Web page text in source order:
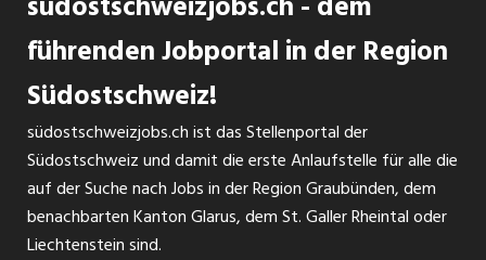
und dem grössten Angebot an Robotiktherapie der
Schweiz. Immer neugierig auf neue innovative Therapien.
Das Umfeld in der Rehaklinik Zihlschlacht tut auch den rund
600 Mitarbeitenden gut. Hier hast du alle Zutaten für
Wohlbefinden bei unseren Gästen und dir: Ein geordneter,
...
INSERAT ANSEHEN
führenden Jobportal in der Region
Südostschweiz!
südostschweizjobs.ch ist das Stellenportal der
Südostschweiz und damit die erste Anlaufstelle für alle die
auf der Suche nach Jobs in der Region Graubünden, dem
benachbarten Kanton Glarus, dem St. Galler Rheintal oder
Liechtenstein sind.